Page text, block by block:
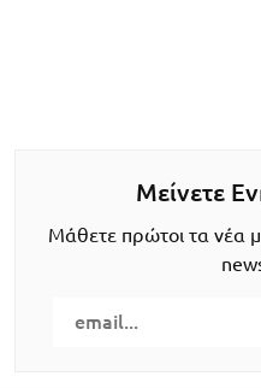
Μείνετε
Μάθετε πρώτοι τα νέα